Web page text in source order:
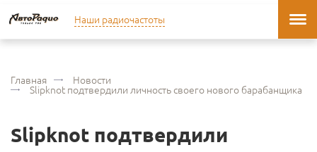
Наши радиочастоты
Главная Новости
Slipknot подтвердили личность своего нового барабанщика
Slipknot подтвердили